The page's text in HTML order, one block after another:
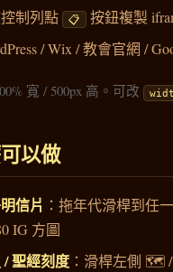
制列點
📋 按鈕複製
/ Wix / 教會官網 /
寬 / 500px 高。可改
以做
信片 ：拖年代滑桿到任
IG 方圖
聖經刻度 ：滑桿左側 🗺️ /